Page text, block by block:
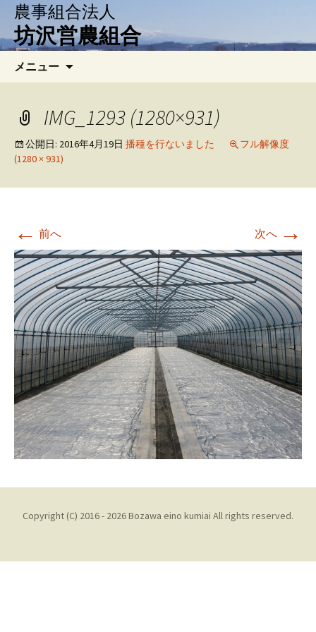
農事組合法人
坊沢営農組合
メニュー
ン
ツ
へ
IMG_1293 (1280×931)
公開日: 2016年4月19日 播種を行ないました
フル解像度
(1280 × 931)
← 前へ 次へ →
Copyright (C) 2016 - 2026 Bozawa eino kumiai All rights reserved.